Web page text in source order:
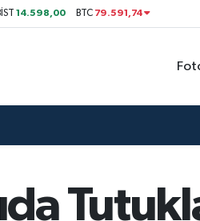
14.598,00 BTC 79.591,74